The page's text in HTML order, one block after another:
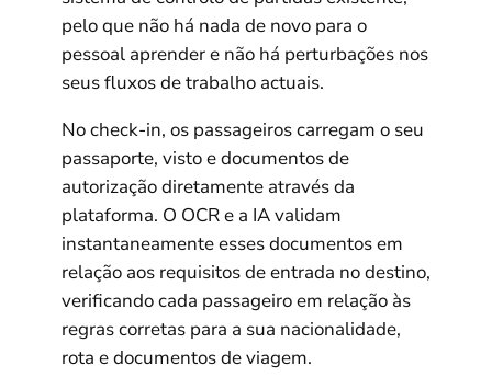
pelo que não há nada de novo para o
pessoal aprender e não há perturbações nos
seus fluxos de trabalho actuais.
No check-in, os passageiros carregam o seu
passaporte, visto e documentos de
autorização diretamente através da
plataforma. O OCR e a IA validam
instantaneamente esses documentos em
relação aos requisitos de entrada no destino,
verificando cada passageiro em relação às
regras corretas para a sua nacionalidade,
rota e documentos de viagem.